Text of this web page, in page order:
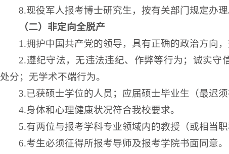
8.现役军人报考博士研究生，按有关部门规定办理
（二）非定向全脱产
1.拥护中国共产党的领导，具有正确的政治方向
2.遵纪守法，无违法违纪、作弊等行为；诚实守
处分；无学术不端行为。
3.已获硕士学位的人员 ； 应届硕士毕业生（最迟
4.身体和心理健康状况符合我校要求。
5.有两位与报考学科专业领域内的教授（或相当
6.考生必须征得所报考导师及报考学院书面同意。